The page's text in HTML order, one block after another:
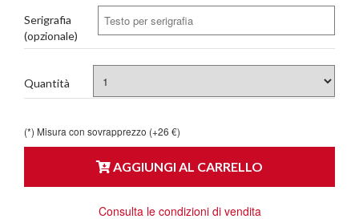
Serigrafia
(opzionale)
Quantità
(*) Misura con sovrapprezzo (+26 €)
AGGIUNGI AL CARRELLO
Consulta le condizioni di vendita